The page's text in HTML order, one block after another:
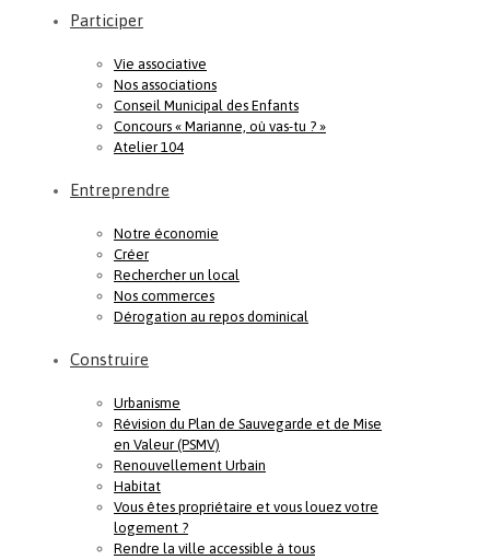
Participer
Vie associative
Nos associations
Conseil Municipal des Enfants
Concours « Marianne, où vas-tu ? »
Atelier 104
Entreprendre
Notre économie
Créer
Rechercher un local
Nos commerces
Dérogation au repos dominical
Construire
Urbanisme
Révision du Plan de Sauvegarde et de Mise
en Valeur (PSMV)
Renouvellement Urbain
Habitat
Vous êtes propriétaire et vous louez votre
logement ?
Rendre la ville accessible à tous